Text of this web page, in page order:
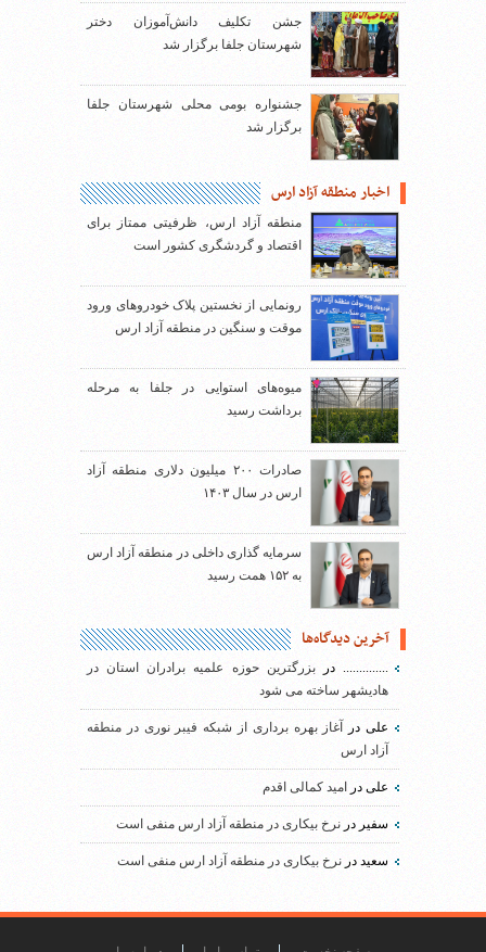
جشن تکلیف دانش‌آموزان دختر
شهرستان جلفا برگزار شد
جشنواره بومی محلی شهرستان جلفا
برگزار شد
اخبار منطقه آزاد ارس
منطقه آزاد ارس، ظرفیتی ممتاز برای
اقتصاد و گردشگری کشور است
رونمایی از نخستین پلاک خودروهای ورود
موقت و سنگین در منطقه آزاد ارس
میوه‌های استوایی در جلفا به مرحله
برداشت رسید
صادرات ۲۰۰ میلیون دلاری منطقه آزاد
ارس در سال ۱۴۰۳
سرمایه گذاری داخلی در منطقه آزاد ارس
به ۱۵۲ همت رسید
آخرین دیدگاه‌ها
..............دربزرگترین حوزه علمیه برادران استان در
هادیشهر ساخته می شود
علیدر
آغاز بهره برداری از شبکه فیبر نوری در منطقه
آزاد ارس
علی در امید کمالی اقدم
سفیر در نرخ بیکاری در منطقه آزاد ارس منفی است
سعید در نرخ بیکاری در منطقه آزاد ارس منفی است